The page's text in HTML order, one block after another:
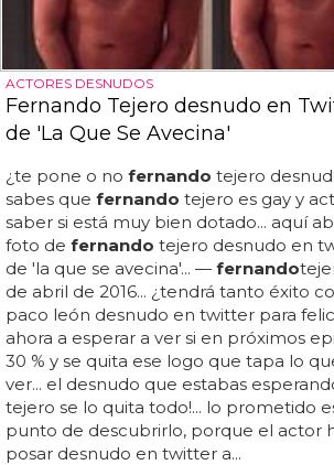
ACTORES DESNUDOS
Fernando Tejero desnudo en
de 'La Que Se Avecina'
¿te pone o no fernando tejero
sabes que fernando tejero es gay y
saber si está muy bien dotado... aquí
foto de fernando tejero desnudo en
de 'la que se avecina'... — fernando
de abril de 2016... ¿tendrá tanto éxito
paco león desnudo en twitter para
ahora a esperar a ver si en próximos
30 % y se quita ese logo que tapa lo
ver... el desnudo que estabas
tejero se lo quita todo!... lo prometido
punto de descubrirlo, porque el actor
posar desnudo en twitter a...